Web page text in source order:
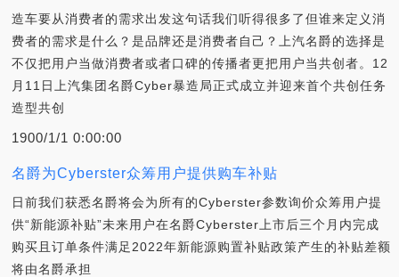
造车要从消费者的需求出发这句话我们听得很多了但谁来定义消
费者的需求是什么？是品牌还是消费者自己？上汽名爵的选择是
不仅把用户当做消费者或者口碑的传播者更把用户当共创者。12
月11日上汽集团名爵Cyber暴造局正式成立并迎来首个共创任务
造型共创
1900/1/1 0:00:00
名爵为Cyberster众筹用户提供购车补贴
日前我们获悉名爵将会为所有的Cyberster参数询价众筹用户提
供“新能源补贴”未来用户在名爵Cyberster上市后三个月内完成
购买且订单条件满足2022年新能源购置补贴政策产生的补贴差额
将由名爵承担